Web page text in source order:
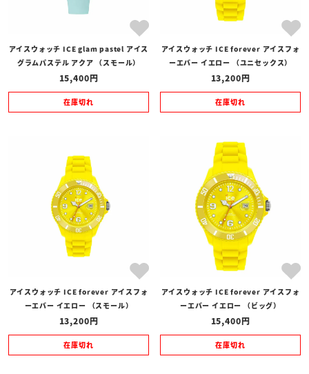
アイスウォッチ ICE glam pastel アイス
グラムパステル アクア （スモール）
15,400
在庫切れ
アイスウォッチ ICE forever アイスフォ
ーエバー イエロー （ユニセックス）
13,200
在庫切れ
アイスウォッチ ICE forever アイスフォ
ーエバー イエロー （スモール）
13,200
在庫切れ
アイスウォッチ ICE forever アイスフォ
ーエバー イエロー （ビッグ）
15,400
在庫切れ